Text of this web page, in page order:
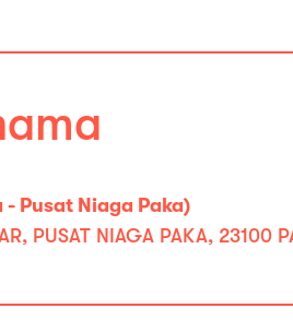
- Pusat Niaga Paka)
PUSAT NIAGA PAKA, 23100